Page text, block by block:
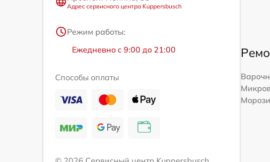
Адрес сервисного центра Kuppersbusch
Режим работы:
Ежедневно с 9:00 до 21:00
Способы оплаты